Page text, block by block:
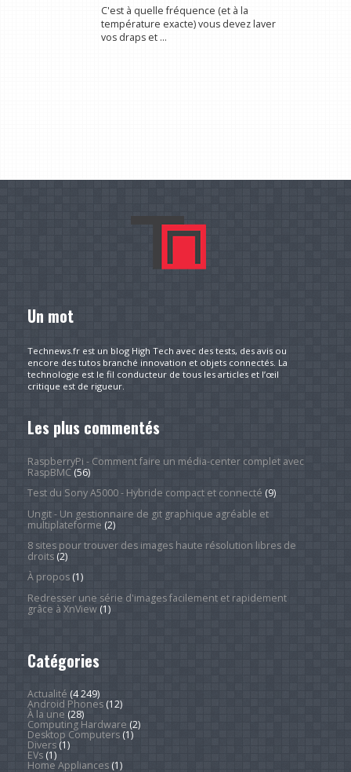
C'est à quelle fréquence (et à la
température exacte) vous devez laver
vos draps et ...
Un mot
Technews.fr est un blog High Tech avec des tests, des avis ou
encore des tutos branché innovation et objets connectés. La
technologie est le fil conducteur de tous les articles et l’œil
critique est de rigueur.
Les plus commentés
RaspberryPi - Comment faire un média-center complet avec
RaspBMC(56)
Test du Sony A5000 - Hybride compact et connecté (9)
Ungit - Un gestionnaire de git graphique agréable et
multiplateforme (2)
8 sites pour trouver des images haute résolution libres de
droits(2)
À propos(1)
Redresser une série d'images facilement et rapidement
grâce à XnView(1)
Catégories
Actualité (4 249)
Android Phones(12)
À la une (28)
Computing Hardware (2)
Desktop Computers(1)
Divers(1)
EVs(1)
Home Appliances(1)